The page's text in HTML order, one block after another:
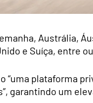
Austrália,
e Suíça, entre
“uma plataforma
garantindo um